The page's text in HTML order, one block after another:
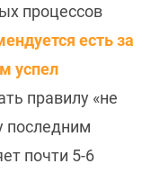
процессов
есть за
успел
правилу «не
последним
почти 5-6